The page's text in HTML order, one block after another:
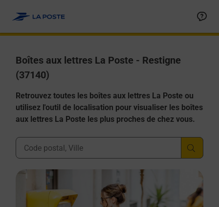
Boîtes aux lettres La Poste - Restigne
(37140)
Retrouvez toutes les boîtes aux lettres La Poste ou
utilisez l'outil de localisation pour visualiser les boîtes
aux lettres La Poste les plus proches de chez vous.
Ville, Département, Code Postal